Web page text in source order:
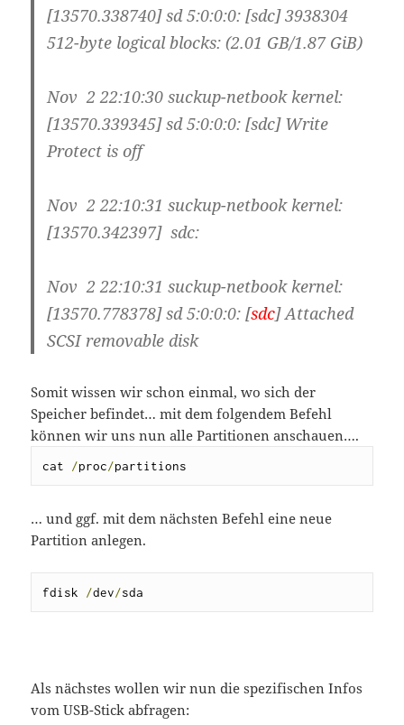
[13570.338740] sd 5:0:0:0: [sdc] 3938304
512-byte logical blocks: (2.01 GB/1.87 GiB)
Nov 2 22:10:30 suckup-netbook kernel:
[13570.339345] sd 5:0:0:0: [sdc] Write
Protect is off
Nov 2 22:10:31 suckup-netbook kernel:
[13570.342397] sdc:
Nov 2 22:10:31 suckup-netbook kernel:
[13570.778378] sd 5:0:0:0: [sdc] Attached
SCSI removable disk
Somit wissen wir schon einmal, wo sich der
Speicher befindet… mit dem folgendem Befehl
können wir uns nun alle Partitionen anschauen….
cat ﻿ /proc/partitions
… und ggf. mit dem nächsten Befehl eine neue
Partition anlegen.
fdisk /dev/sda
Als nächstes wollen wir nun die spezifischen Infos
vom USB-Stick abfragen: